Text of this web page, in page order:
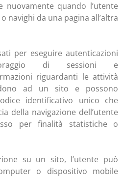
nuovamente quando l’utente
navighi da una pagina all’altra
per eseguire autenticazioni
di sessioni e
riguardanti le attività
ad un sito e possono
identificativo unico che
della navigazione dell’utente
per finalità statistiche o
su un sito, l’utente può
o dispositivo mobile